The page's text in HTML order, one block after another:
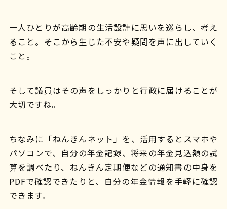
一人ひとりが高齢期の生活設計に思いを巡らし、考え
ること。そこから生じた不安や疑問を声に出していく
こと。
そして議員はその声をしっかりと行政に届けることが
大切ですね。
ちなみに「ねんきんネット」を、活用するとスマホや
パソコンで、自分の年金記録、将来の年金見込額の試
算を調べたり、ねんきん定期便などの通知書の中身を
PDFで確認できたりと、自分の年金情報を手軽に確認
できます。